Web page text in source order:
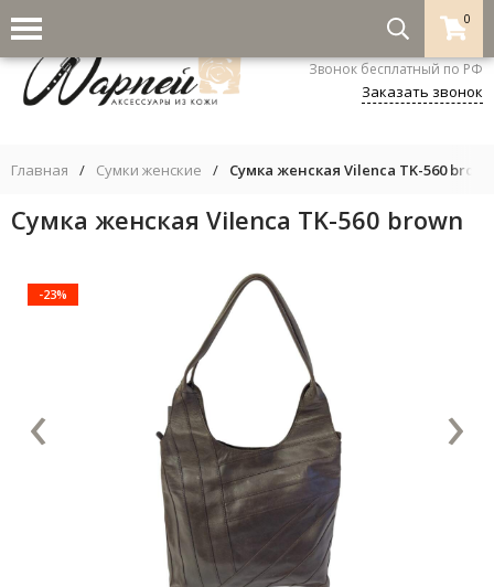
0
8-800-333-5530
Звонок бесплатный по РФ
Заказать звонок
Главная / Сумки женские / Сумка женская Vilenca TK-560 brown
Сумка женская Vilenca TK-560 brown
-23%
‹ ›